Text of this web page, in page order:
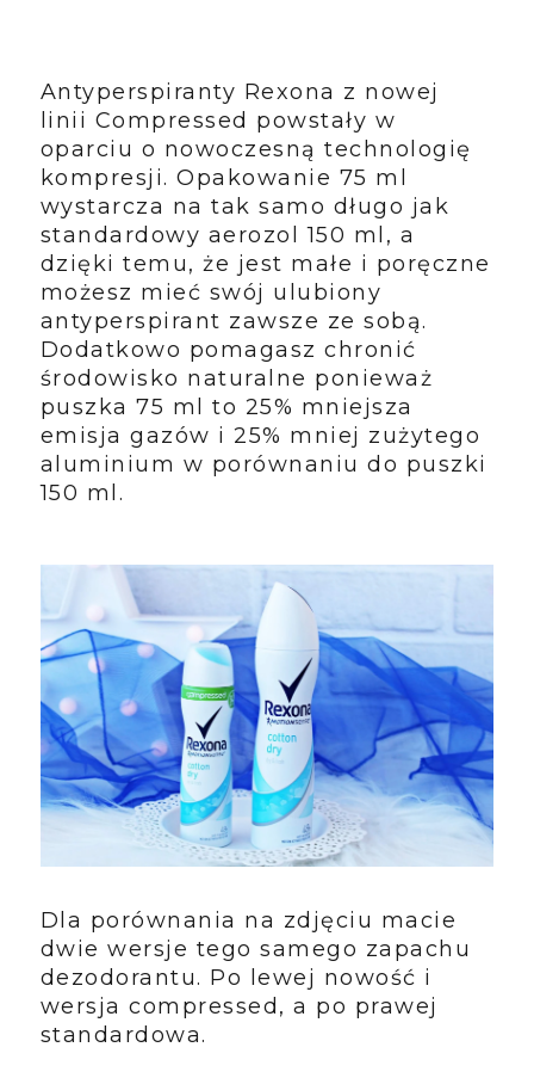
Antyperspiranty Rexona z nowej
linii Compressed powstały w
oparciu o nowoczesną technologię
kompresji. Opakowanie 75 ml
wystarcza na tak samo długo jak
standardowy aerozol 150 ml, a
dzięki temu, że jest małe i poręczne
możesz mieć swój ulubiony
antyperspirant zawsze ze sobą.
Dodatkowo pomagasz chronić
środowisko naturalne ponieważ
puszka 75 ml to 25% mniejsza
emisja gazów i 25% mniej zużytego
aluminium w porównaniu do puszki
150 ml.
Dla porównania na zdjęciu macie
dwie wersje tego samego zapachu
dezodorantu. Po lewej nowość i
wersja compressed, a po prawej
standardowa.